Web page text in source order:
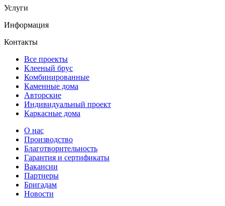
Услуги
Информация
Контакты
Все проекты
Клееный брус
Комбинированные
Каменные дома
Авторские
Индивидуальный проект
Каркасные дома
О нас
Производство
Благотворительность
Гарантия и сертификаты
Вакансии
Партнеры
Бригадам
Новости